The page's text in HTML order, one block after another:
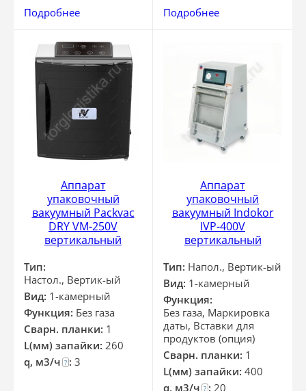
Подробнее
Подробнее
Аппарат
упаковочный
вакуумный Packvac
DRY VM-250V
вертикальный
Тип:
Настол., Вертик-ый
Вид: 1-камерный
Функция: Без газа
Сварн. планки: 1
L(мм) запайки: 260
q, м3/ч ? : 3
Аппарат
упаковочный
вакуумный Indokor
IVP-400V
вертикальный
Тип: Напол., Вертик-ый
Вид: 1-камерный
Функция:
Без газа, Маркировка
даты, Вставки для
продуктов (опция)
Сварн. планки: 1
L(мм) запайки: 400
q, м3/ч ? : 20